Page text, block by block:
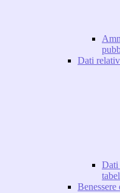
Dati
Dati